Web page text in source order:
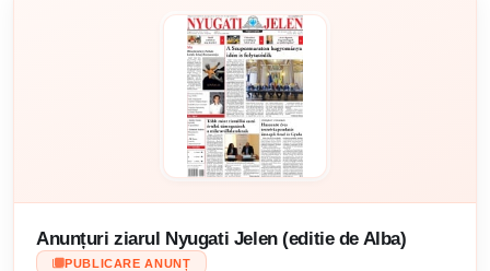
Anunțuri ziarul Nyugati Jelen (editie de Alba)
PUBLICARE ANUNȚ